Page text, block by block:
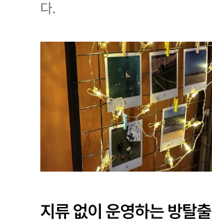
다.
지류 없이 운영하는 방탈출